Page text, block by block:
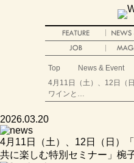
Top
News & Event
4月11日（土）、12日（
ワインと…
2026.03.20
4月11日（土）、12日（日）
共に楽しむ特別セミナー」椀